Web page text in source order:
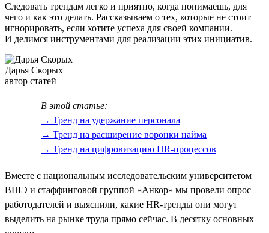
Следовать трендам легко и приятно, когда понимаешь, для
чего и как это делать. Рассказываем о тех, которые не стоит
игнорировать, если хотите успеха для своей компании.
И делимся инструментами для реализации этих инициатив.
Дарья Скорых
автор статей
В этой статье:
→ Тренд на удержание персонала
→ Тренд на расширение воронки найма
→ Тренд на цифровизацию HR-процессов
Вместе с национальным исследовательским университетом
ВШЭ и стаффинговой группой «Анкор» мы провели опрос
работодателей и выяснили, какие HR-тренды они могут
выделить на рынке труда прямо сейчас. В десятку основных